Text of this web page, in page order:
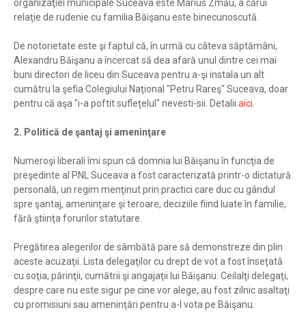
organizaţiei municipale Suceava este Marius Zmău, a cărui
relaţie de rudenie cu familia Băişanu este binecunoscută.
De notorietate este şi faptul că, în urmă cu câteva săptămâni,
Alexandru Băişanu a încercat să dea afară unul dintre cei mai
buni directori de liceu din Suceava pentru a-şi instala un alt
cumătru la şefia Colegiului Naţional "Petru Rareş" Suceava, doar
pentru că aşa "i-a poftit sufleţelul" nevesti-sii. Detalii aici.
2. Politică de şantaj şi ameninţare
Numeroşi liberali îmi spun că domnia lui Băişanu în funcţia de
preşedinte al PNL Suceava a fost caracterizată printr-o dictatură
personală, un regim menţinut prin practici care duc cu gândul
spre şantaj, ameninţare şi teroare, deciziile fiind luate în familie,
fără ştiinţa forurilor statutare.
Pregătirea alegerilor de sâmbătă pare să demonstreze din plin
aceste acuzaţii. Lista delegaţilor cu drept de vot a fost înseţată
cu soţia, părinţii, cumătrii şi angajaţii lui Băişanu. Ceilalţi delegaţi,
despre care nu este sigur pe cine vor alege, au fost zilnic asaltaţi
cu promisiuni sau ameninţări pentru a-l vota pe Băişanu.